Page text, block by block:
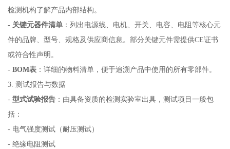
检测机构了解产品内部结构。
- 关键元器件清单：列出电源线、电机、开关、电容、电阻等核心元
件的品牌、型号、规格及供应商信息。部分关键元件需提供CE证书
或符合性声明。
- BOM表：详细的物料清单，便于追溯产品中使用的所有零部件。
3. 测试报告与数据
- 型式试验报告：由具备资质的检测实验室出具，测试项目一般包
括：
- 电气强度测试（耐压测试）
- 绝缘电阻测试